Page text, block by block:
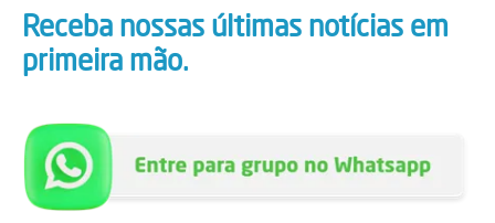
Receba nossas últimas notícias em
primeira mão.